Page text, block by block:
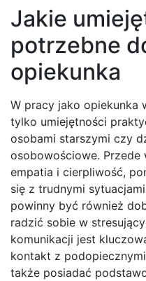
Jakie
potrzebne
opiekunka
W pracy jako opiekunka
tylko umiejętności
osobami starszymi czy
osobowościowe. Przede
empatia i cierpliwość,
się z trudnymi
powinny być również
radzić sobie w
komunikacji jest
kontakt z
także posiadać